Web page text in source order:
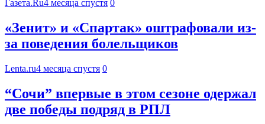
Газета.Ru4 месяца спустя 0
«Зенит» и «Спартак» оштрафовали из-
за поведения болельщиков
Lenta.ru4 месяца спустя 0
“Сочи” впервые в этом сезоне одержал
две победы подряд в РПЛ